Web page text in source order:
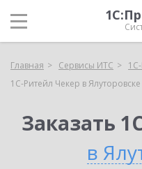
Главная Сервисы ИТС
1C-Ритейл Чекер в Ялуторовске
Заказать
в